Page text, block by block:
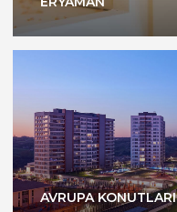
AVRUPA KONUTLARI